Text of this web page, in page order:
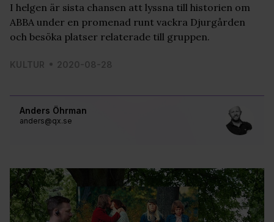
Anders Öhrman
anders@qx.se
I helgen är sista chansen att lyssna till historien om
ABBA under en promenad runt vackra Djurgården
och besöka platser relaterade till gruppen.
KULTUR 2020-08-28